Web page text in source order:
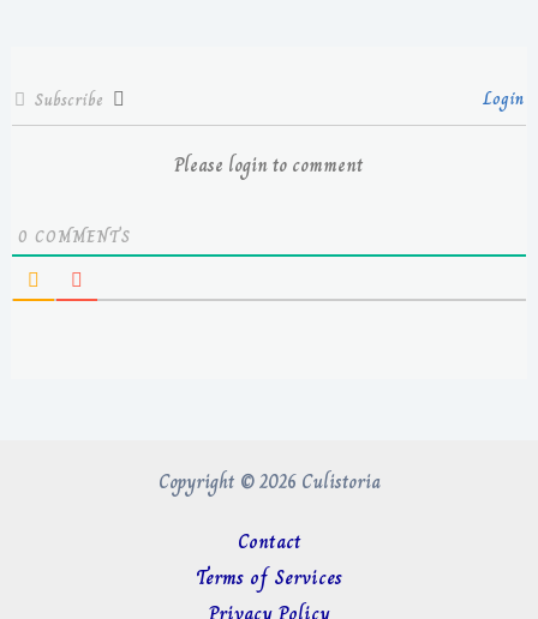
Subscribe Login
Please login to comment
0 COMMENTS
Copyright © 2026 Culistoria
Contact
Terms of Services